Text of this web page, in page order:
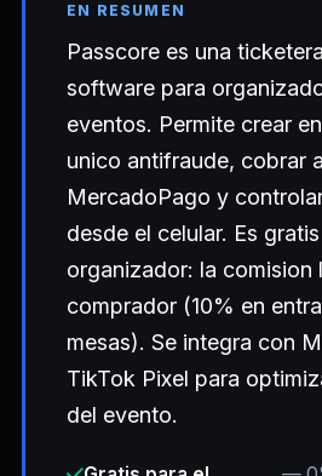
EN RESUMEN
Passcore es una
software para
eventos. Permite crear
unico antifraude, cobrar
MercadoPago y
desde el celular. Es
organizador: la comision
comprador (10% en
mesas). Se integra con
TikTok Pixel para
del evento.